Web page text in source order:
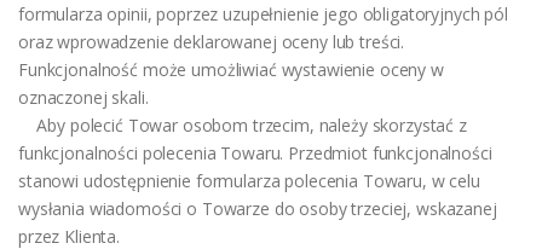
formularza opinii, poprzez uzupełnienie jego obligatoryjnych pól
oraz wprowadzenie deklarowanej oceny lub treści.
Funkcjonalność może umożliwiać wystawienie oceny w
oznaczonej skali.
Aby polecić Towar osobom trzecim, należy skorzystać z
funkcjonalności polecenia Towaru. Przedmiot funkcjonalności
stanowi udostępnienie formularza polecenia Towaru, w celu
wysłania wiadomości o Towarze do osoby trzeciej, wskazanej
przez Klienta.